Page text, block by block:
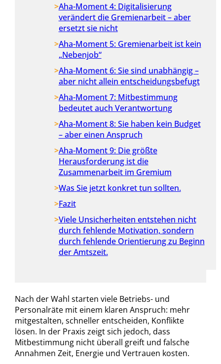
Aha-Moment 4: Digitalisierung
verändert die Gremienarbeit – aber
ersetzt sie nicht
Aha-Moment 5: Gremienarbeit ist kein
„Nebenjob“
Aha-Moment 6: Sie sind unabhängig –
aber nicht allein entscheidungsbefugt
Aha-Moment 7: Mitbestimmung
bedeutet auch Verantwortung
Aha-Moment 8: Sie haben kein Budget
– aber einen Anspruch
Aha-Moment 9: Die größte
Herausforderung ist die
Zusammenarbeit im Gremium
Was Sie jetzt konkret tun sollten.
Fazit
Viele Unsicherheiten entstehen nicht
durch fehlende Motivation, sondern
durch fehlende Orientierung zu Beginn
der Amtszeit.
Nach der Wahl starten viele Betriebs- und
Personalräte mit einem klaren Anspruch: mehr
mitgestalten, schneller entscheiden, Konflikte
lösen. In der Praxis zeigt sich jedoch, dass
Mitbestimmung nicht überall greift und falsche
Annahmen Zeit, Energie und Vertrauen kosten.